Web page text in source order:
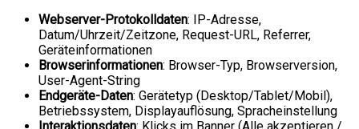
Webserver-Protokolldaten: IP-Adresse,
Datum/Uhrzeit/Zeitzone, Request-URL, Referrer,
Geräteinformationen
Browserinformationen: Browser-Typ, Browserversion,
User-Agent-String
Endgeräte-Daten: Gerätetyp (Desktop/Tablet/Mobil),
Betriebssystem, Displayauflösung, Spracheinstellung
Interaktionsdaten: Klicks im Banner (Alle akzeptieren /